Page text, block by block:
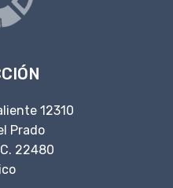
12310
Prado
22480